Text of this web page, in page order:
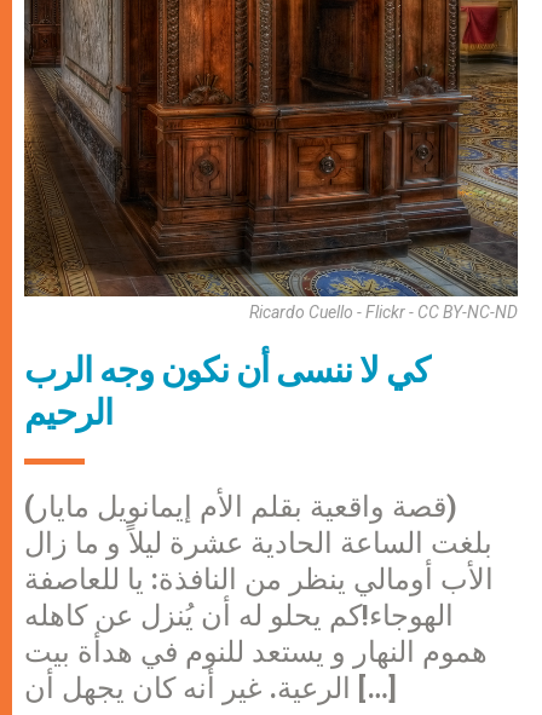
Ricardo Cuello - Flickr - CC BY-NC-ND
كي لا ننسى أن نكون وجه الرب
الرحيم
(قصة واقعية بقلم الأم إيمانويل مايار)
بلغت الساعة الحادية عشرة ليلاً و ما زال
الأب أومالي ينظر من النافذة: يا للعاصفة
الهوجاء!كم يحلو له أن يُنزل عن كاهله
هموم النهار و يستعد للنوم في هدأة بيت
الرعية. غير أنه كان يجهل أن […]